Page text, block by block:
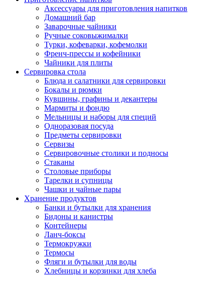
Аксессуары для приготовления напитков
Домашний бар
Заварочные чайники
Ручные соковыжималки
Турки, кофеварки, кофемолки
Френч-прессы и кофейники
Чайники для плиты
Сервировка стола
Блюда и салатники для сервировки
Бокалы и рюмки
Кувшины, графины и декантеры
Мармиты и фондю
Мельницы и наборы для специй
Одноразовая посуда
Предметы сервировки
Сервизы
Сервировочные столики и подносы
Стаканы
Столовые приборы
Тарелки и супницы
Чашки и чайные пары
Хранение продуктов
Банки и бутылки для хранения
Бидоны и канистры
Контейнеры
Ланч-боксы
Термокружки
Термосы
Фляги и бутылки для воды
Хлебницы и корзинки для хлеба